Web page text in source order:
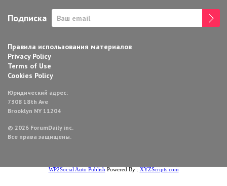
Подписка
Правила использования материалов
Privacy Policy
Terms of Use
Cookies Policy
Юридический адрес:
7308 18th Ave
Brooklyn NY 11204
© 2026 ForumDaily inc.
Все права защищены.
WP2Social Auto Publish Powered By : XYZScripts.com